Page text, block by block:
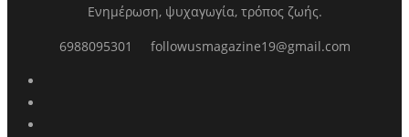
Ενημέρωση, ψυχαγωγία, τρόπος ζωής.
6988095301 followusmagazine19@gmail.com